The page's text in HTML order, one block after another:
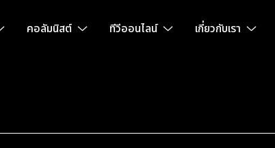
คอลัมนิสต์ ทีวีออนไลน์ เกี่ยวกับเรา